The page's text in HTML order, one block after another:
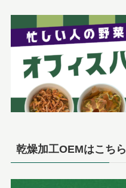
乾燥加工OEMはこちら